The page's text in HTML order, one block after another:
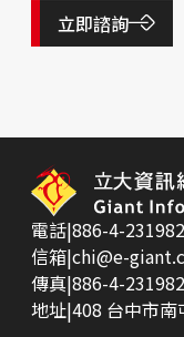
立即諮詢
電話|886-4-
信箱|chi@e-
傳真|886-4-
地址|408 台中市